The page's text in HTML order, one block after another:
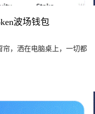
波场钱包
，洒在电脑桌上，一切都